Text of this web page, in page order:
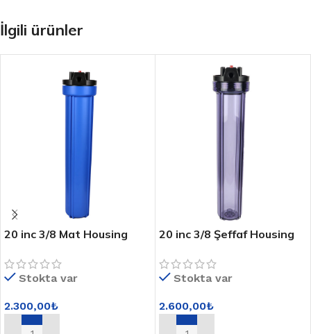
İlgili ürünler
20 inc 3/8 Mat Housing
Stokta var
2.300,00₺
20 inc 3/8 Şeffaf Housing
Stokta var
2.600,00₺